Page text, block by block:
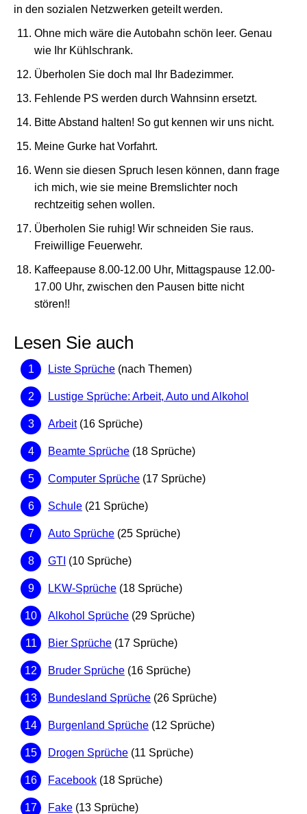
in den sozialen Netzwerken geteilt werden.
Ohne mich wäre die Autobahn schön leer. Genau
wie Ihr Kühlschrank.
Überholen Sie doch mal Ihr Badezimmer.
Fehlende PS werden durch Wahnsinn ersetzt.
Bitte Abstand halten! So gut kennen wir uns nicht.
Meine Gurke hat Vorfahrt.
Wenn sie diesen Spruch lesen können, dann frage
ich mich, wie sie meine Bremslichter noch
rechtzeitig sehen wollen.
Überholen Sie ruhig! Wir schneiden Sie raus.
Freiwillige Feuerwehr.
Kaffeepause 8.00-12.00 Uhr, Mittagspause 12.00-
17.00 Uhr, zwischen den Pausen bitte nicht
stören!!
Lesen Sie auch
Liste Sprüche (nach Themen)
Lustige Sprüche: Arbeit, Auto und Alkohol
Arbeit(16 Sprüche)
Beamte Sprüche (18 Sprüche)
Computer Sprüche (17 Sprüche)
Schule (21 Sprüche)
Auto Sprüche (25 Sprüche)
GTI (10 Sprüche)
LKW-Sprüche (18 Sprüche)
Alkohol Sprüche (29 Sprüche)
Bier Sprüche (17 Sprüche)
Bruder Sprüche (16 Sprüche)
Bundesland Sprüche (26 Sprüche)
Burgenland Sprüche (12 Sprüche)
Drogen Sprüche (11 Sprüche)
Facebook (18 Sprüche)
Fake (13 Sprüche)